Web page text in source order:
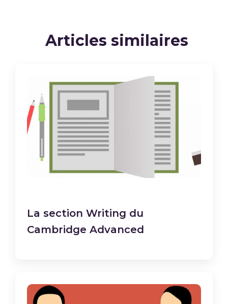
Articles similaires
La section Writing du
Cambridge Advanced